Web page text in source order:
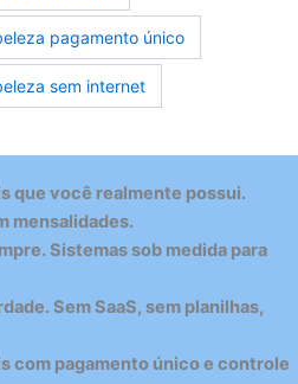
pagamento único
sem internet
que você realmente possui.
mensalidades.
Sistemas sob medida para
Sem SaaS, sem planilhas,
com pagamento único e controle